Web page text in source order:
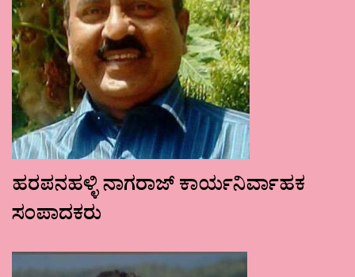
ಹರಪನಹಳ್ಳಿ ನಾಗರಾಜ್ ಕಾರ್ಯನಿರ್ವಾಹಕ
ಸಂಪಾದಕರು